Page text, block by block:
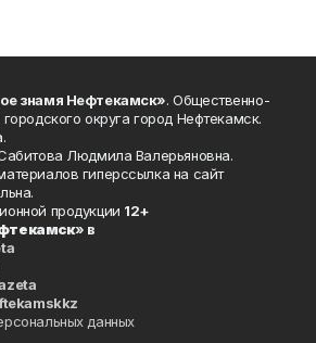
знамя Нефтекамск». Общественно-
городского округа город Нефтекамск.
Людмила Валерьяновна.
гиперссылка на сайт
продукции 12+
» в
данных